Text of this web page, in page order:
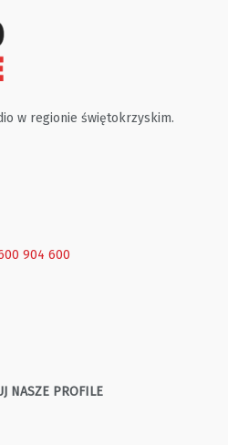
w regionie świętokrzyskim.
904 600
NASZE PROFILE